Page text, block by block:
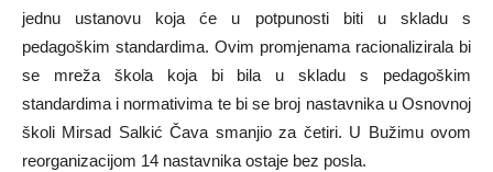
jednu ustanovu koja će u potpunosti biti u skladu s
pedagoškim standardima. Ovim promjenama racionalizirala bi
se mreža škola koja bi bila u skladu s pedagoškim
standardima i normativima te bi se broj nastavnika u Osnovnoj
školi Mirsad Salkić Čava smanjio za četiri. U Bužimu ovom
reorganizacijom 14 nastavnika ostaje bez posla.